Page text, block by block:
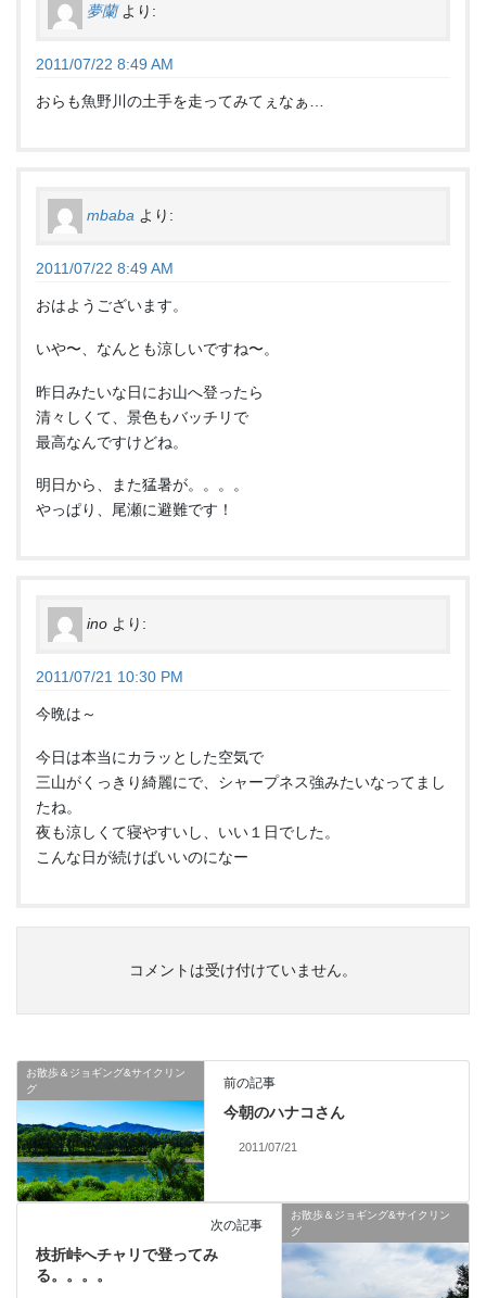
夢蘭 より:
2011/07/22 8:49 AM
おらも魚野川の土手を走ってみてぇなぁ…
mbaba より:
2011/07/22 8:49 AM
おはようございます。
いや〜、なんとも涼しいですね〜。
昨日みたいな日にお山へ登ったら
清々しくて、景色もバッチリで
最高なんですけどね。
明日から、また猛暑が。。。。
やっぱり、尾瀬に避難です！
ino より:
2011/07/21 10:30 PM
今晩は～
今日は本当にカラッとした空気で
三山がくっきり綺麗にで、シャープネス強みたいなってまし
たね。
夜も涼しくて寝やすいし、いい１日でした。
こんな日が続けばいいのになー
コメントは受け付けていません。
お散歩＆ジョギング&サイクリン
グ
前の記事
今朝のハナコさん
2011/07/21
お散歩＆ジョギング&サイクリン
グ
次の記事
枝折峠へチャリで登ってみ
る。。。。